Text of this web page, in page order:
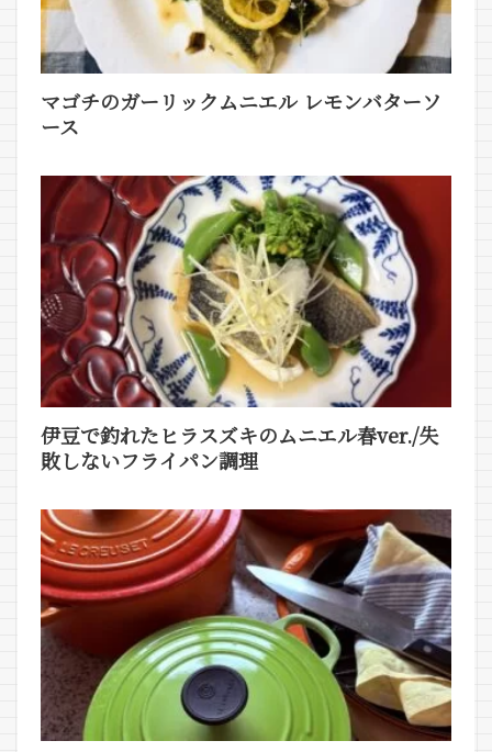
マゴチのガーリックムニエル レモンバターソ
ース
伊豆で釣れたヒラスズキのムニエル春ver./失
敗しないフライパン調理